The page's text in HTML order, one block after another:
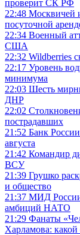
проверит СК РФ
22:48 Москвичей
посуточной
22:34 Военный
США
22:32 Wildberries
22:17 Уровень
минимума
22:03 Шесть
ДНР
22:02
пострадавших
21:52 Банк
августа
21:42 Командир
ВСУ
21:39 Грушко
и общество
21:37 МИД России
амбиций НАТО
21:29 Фанаты
Харламова: